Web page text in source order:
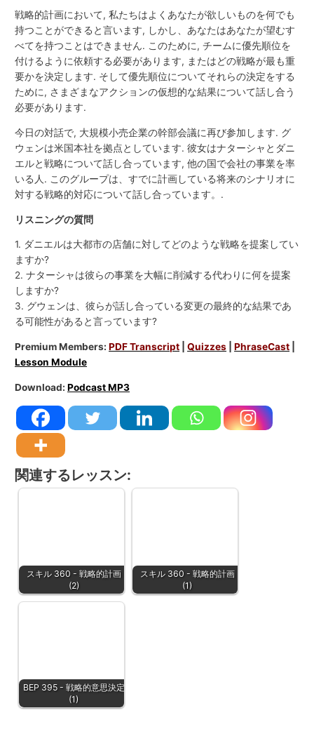
戦略的計画において, 私たちはよくあなたが欲しいものを何でも
持つことができると言います, しかし、あなたはあなたが望むす
べてを持つことはできません. このために, チームに優先順位を
付けるように依頼する必要があります, またはどの戦略が最も重
要かを決定します. そして優先順位についてそれらの決定をする
ために, さまざまなアクションの仮想的な結果について話し合う
必要があります.
今日の対話で, 大規模小売企業の幹部会議に再び参加します. グ
ウェンは米国本社を拠点としています. 彼女はナターシャとダニ
エルと戦略について話し合っています, 他の国で会社の事業を率
いる人. このグループは、すでに計画している将来のシナリオに
対する戦略的対応について話し合っています。.
リスニングの質問
1. ダニエルは大都市の店舗に対してどのような戦略を提案してい
ますか?
2. ナターシャは彼らの事業を大幅に削減する代わりに何を提案
しますか?
3. グウェンは、彼らが話し合っている変更の最終的な結果であ
る可能性があると言っています?
Premium Members:PDF Transcript |Quizzes |PhraseCast
Lesson Module
Download:Podcast MP3
関連するレッスン:
スキル 360 - 戦略的計画
(2)
スキル 360 - 戦略的計画
(1)
BEP 395 - 戦略的意思決定
(1)